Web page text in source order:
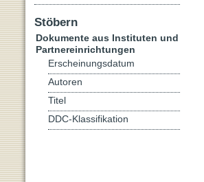
Stöbern
Dokumente aus Instituten und
Partnereinrichtungen
Erscheinungsdatum
Autoren
Titel
DDC-Klassifikation